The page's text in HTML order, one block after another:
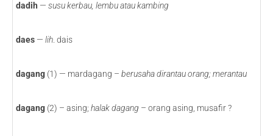
dadih — susu kerbau, lembu atau kambing
daes — lih . dais
dagang (1) — mardagang – berusaha dirantau orang; merantau
dagang (2) – asing; halak dagang – orang asing, musafir ?